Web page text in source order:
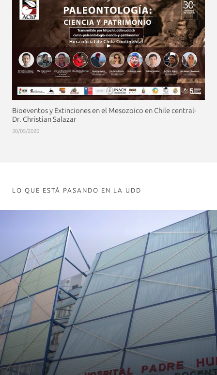
Bioeventos y Extinciones en el Mesozoico en Chile central-
Dr. Christian Salazar
30/05/2020
LO QUE ESTÁ PASANDO EN LA UDD